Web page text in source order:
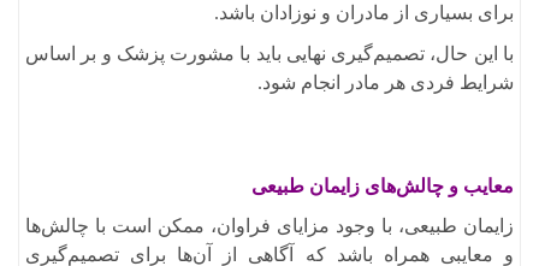
برای بسیاری از مادران و نوزادان باشد.
با این حال، تصمیم‌گیری نهایی باید با مشورت پزشک و بر اساس
شرایط فردی هر مادر انجام شود.
معایب و چالش‌های زایمان طبیعی
​زایمان طبیعی، با وجود مزایای فراوان، ممکن است با چالش‌ها
و معایبی همراه باشد که آگاهی از آن‌ها برای تصمیم‌گیری